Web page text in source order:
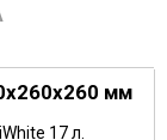
мм
17 л.